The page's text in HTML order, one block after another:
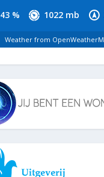
43 % 1022 mb
Weather from